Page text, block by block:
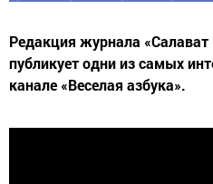
Редакция журнала «Салават
публикует одни из самых
канале «Веселая азбука».